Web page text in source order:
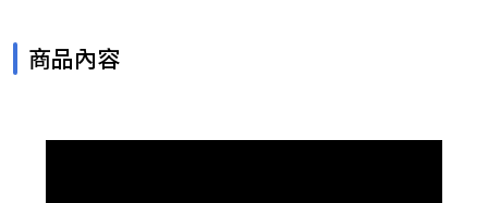
商品內容